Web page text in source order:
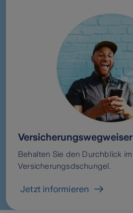
Versicherungswegweiser
Behalten Sie den Durchblick im
Versicherungsdschungel.
Jetzt informieren